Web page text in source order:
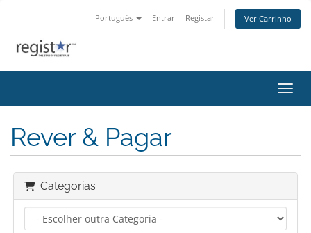
Português Entrar Registar Ver Carrinho
Rever & Pagar
Categorias